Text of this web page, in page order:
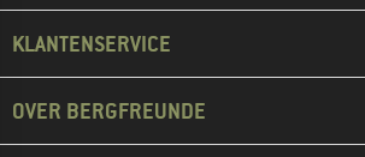
KLANTENSERVICE
OVER BERGFREUNDE